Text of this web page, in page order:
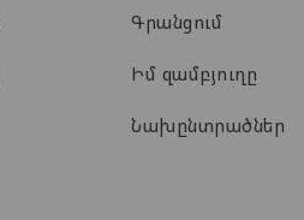
Գրանցում
Իմ զամբյուղը
Նախընտրածներ